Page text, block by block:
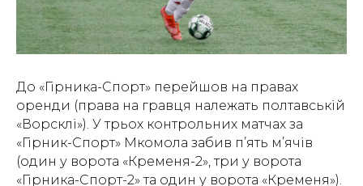
До «Гірника-Спорт» перейшов на правах
оренди (права на гравця належать полтавській
«Ворсклі»). У трьох контрольних матчах за
«Гірник-Спорт» Мкомола забив п’ять м’ячів
(один у ворота «Кременя-2», три у ворота
«Гірника-Спорт-2» та один у ворота «Кременя»).